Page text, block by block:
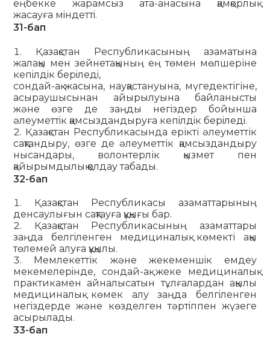
еңбекке жарамсыз ата-анасына қамқорлық
жасауға мiндеттi.
31-бап
Қазақстан Республикасының азаматына
жалақы мен зейнетақының ең төмен мөлшеріне
кепiлдiк берiледi,
сондай-ақ жасына, науқастануына, мүгедектігіне,
асыраушы­сынан айырылуына байланысты
және өзге де заңды негiздер бойынша
әлеуметтiк қамсыздандыруға кепiлдiк берiледi.
Қазақстан Республикасында ерікті әлеуметтік
сақтан­дыру, өзге де әлеуметтік қамсыздандыру
нысандары, волонтерлік қызмет пен
қайырымдылық қолдау табады.
32-бап
Қазақстан Республикасы азаматтарының
денсаулығын сақтауға құқығы бар.
Қазақстан Республикасының азаматтары
заңда белгiленген медициналық көмекті ақы
төлемей алуға құқылы.
Мемлекеттік және жекеменшiк емдеу
мекемелерiнде, сондай-ақ жеке медициналық
практикамен айналысатын тұлғалардан ақылы
медициналық көмек алу заңда белгiленген
негiздерде және көзделген тәртiппен жүзеге
асырылады.
33-бап